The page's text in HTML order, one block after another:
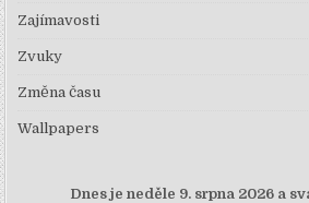
Zajímavosti
Zvuky
Změna času
Wallpapers
Dnes je neděle 9. srpna 2026 a